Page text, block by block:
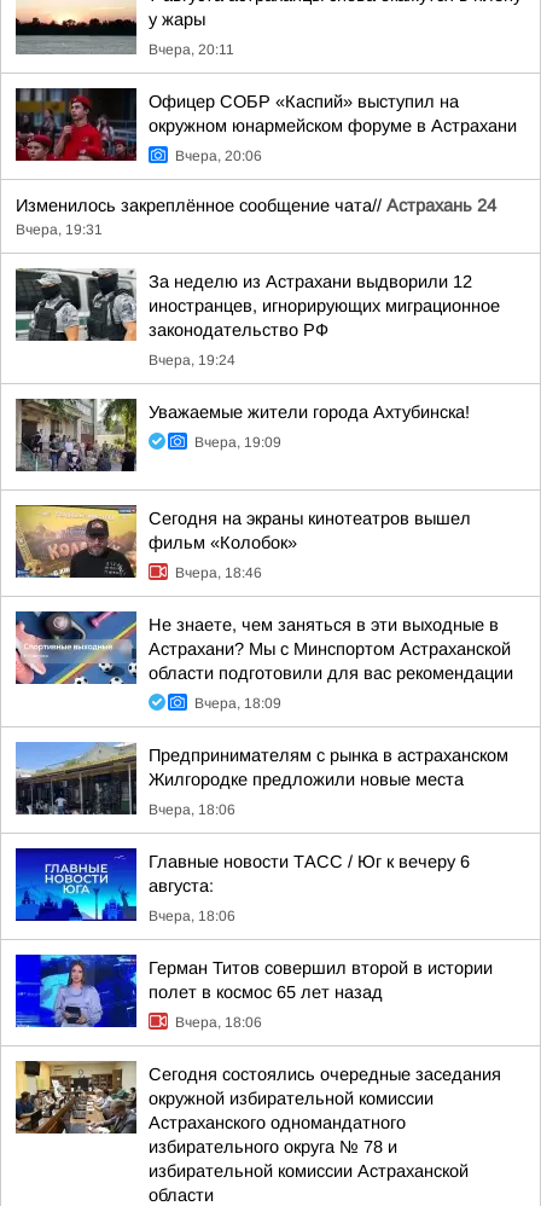
у жары
Вчера, 20:11
Офицер СОБР «Каспий» выступил на
окружном юнармейском форуме в Астрахани
Вчера, 20:06
Изменилось закреплённое сообщение чата// Астрахань 24
Вчера, 19:31
За неделю из Астрахани выдворили 12
иностранцев, игнорирующих миграционное
законодательство РФ
Вчера, 19:24
Уважаемые жители города Ахтубинска!
Вчера, 19:09
Сегодня на экраны кинотеатров вышел
фильм «Колобок»
Вчера, 18:46
Не знаете, чем заняться в эти выходные в
Астрахани? Мы с Минспортом Астраханской
области подготовили для вас рекомендации
Вчера, 18:09
Предпринимателям с рынка в астраханском
Жилгородке предложили новые места
Вчера, 18:06
Главные новости ТАСС / Юг к вечеру 6
августа:
Вчера, 18:06
Герман Титов совершил второй в истории
полет в космос 65 лет назад
Вчера, 18:06
Сегодня состоялись очередные заседания
окружной избирательной комиссии
Астраханского одномандатного
избирательного округа № 78 и
избирательной комиссии Астраханской
области